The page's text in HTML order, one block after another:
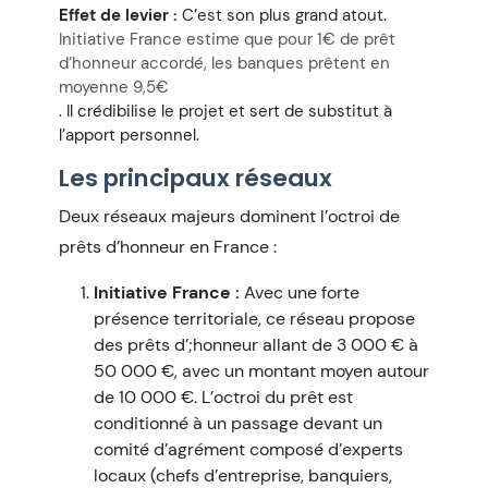
Effet de levier : C’est son plus grand atout.
Initiative France estime que pour 1€ de prêt
d’honneur accordé, les banques prêtent en
moyenne 9,5€
. Il crédibilise le projet et sert de substitut à
l’apport personnel.
Les principaux réseaux
Deux réseaux majeurs dominent l’octroi de
prêts d’honneur en France :
Initiative France : Avec une forte
présence territoriale, ce réseau propose
des prêts d’;honneur allant de 3 000 € à
50 000 €, avec un montant moyen autour
de 10 000 €. L’octroi du prêt est
conditionné à un passage devant un
comité d’agrément composé d’experts
locaux (chefs d’entreprise, banquiers,